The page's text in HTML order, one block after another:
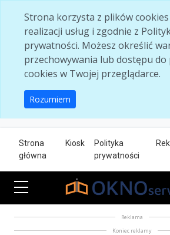
Strona korzysta z plików cookies
realizacji usług i zgodnie z
prywatności. Możesz określić
przechowywania lub dostępu do
cookies w Twojej przeglądarce.
Rozumiem
Strona
główna
Kiosk
Polityka
prywatności
Reklama
Koniec reklamy